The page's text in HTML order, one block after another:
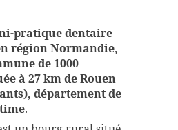
pratique dentaire
région Normandie,
de 1000
à 27 km de Rouen
département de
.